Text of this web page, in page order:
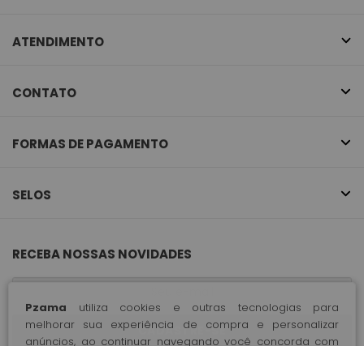
Pzama utiliza cookies e outras tecnologias para
melhorar sua experiência de compra e personalizar
anúncios, ao continuar navegando você concorda com
ATENDIMENTO
CONTATO
FORMAS DE PAGAMENTO
SELOS
RECEBA NOSSAS NOVIDADES
CADASTRE-SE